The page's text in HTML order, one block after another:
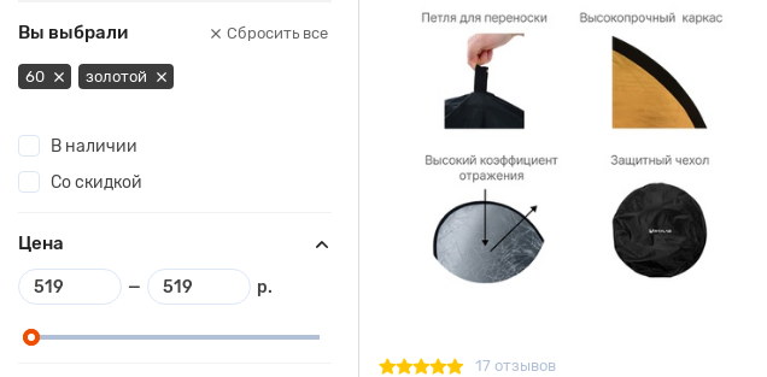
Вы выбрали Сбросить все
60 золотой
В наличии
Со скидкой
Цена
— р.
17 отзывов